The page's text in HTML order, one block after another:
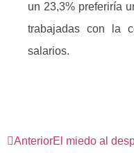
un 23,3% preferiría
trabajadas con la
salarios.
AnteriorEl miedo al